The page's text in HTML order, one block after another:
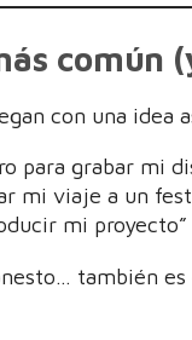
común
con una idea
para grabar mi
mi viaje a un
mi proyecto”
también es